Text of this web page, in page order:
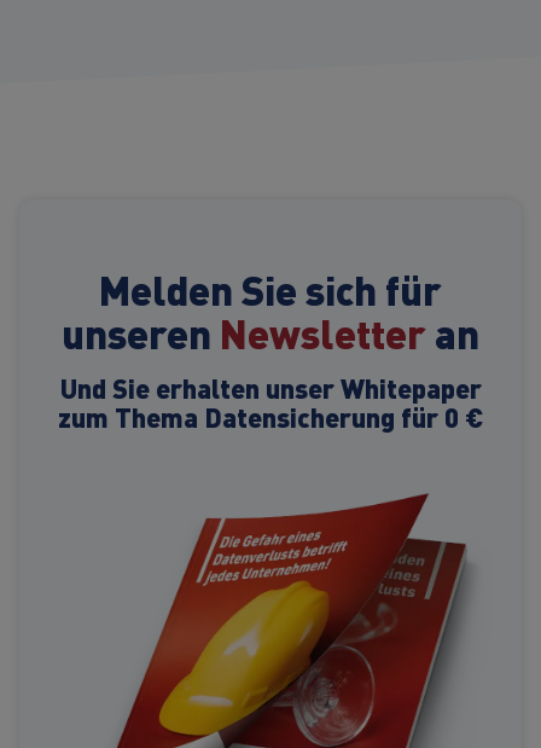
Melden Sie sich für
unseren Newsletteran
Und Sie erhalten unser Whitepaper
zum Thema Datensicherung für 0 €